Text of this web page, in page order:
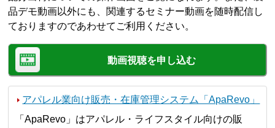
品デモ動画以外にも、関連するセミナー動画を随時配信し
ておりますのであわせてご利用ください。
動画視聴を申し込む
アパレル業向け販売・在庫管理システム「ApaRevo」
「ApaRevo」はアパレル・ライフスタイル向けの販